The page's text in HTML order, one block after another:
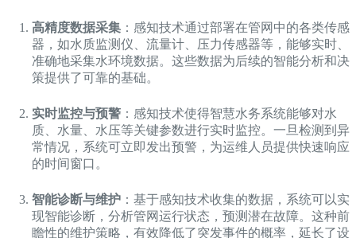
高精度数据采集 ：感知技术通过部署在管网中的各类传感
器，如水质监测仪、流量计、压力传感器等，能够实时、
准确地采集水环境数据。这些数据为后续的智能分析和决
策提供了可靠的基础。
实时监控与预警 ：感知技术使得智慧水务系统能够对水
质、水量、水压等关键参数进行实时监控。一旦检测到异
常情况，系统可立即发出预警，为运维人员提供快速响应
的时间窗口。
智能诊断与维护 ：基于感知技术收集的数据，系统可以实
现智能诊断，分析管网运行状态，预测潜在故障。这种前
瞻性的维护策略，有效降低了突发事件的概率，延长了设